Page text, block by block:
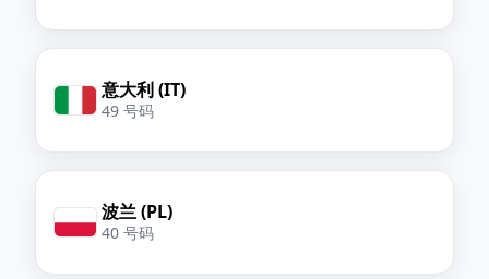
意大利 (IT)
49 号码
波兰 (PL)
40 号码